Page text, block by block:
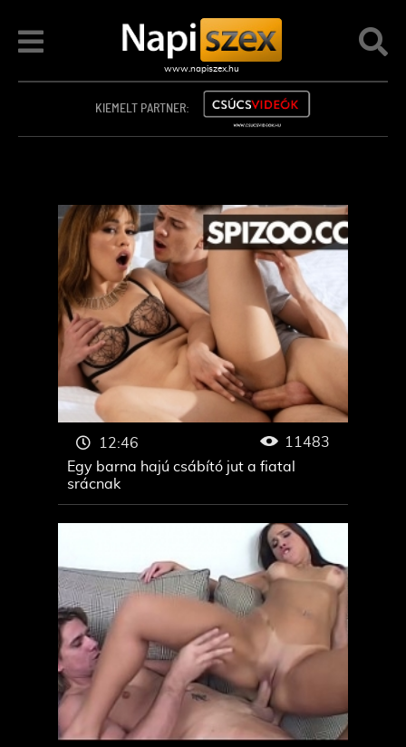
KIEMELT PARTNER:
Egy barna hajú csábító jut a fiatal
srácnak
12:46 11483